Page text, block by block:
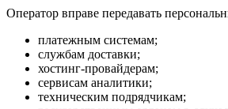
Оператор вправе передавать
платежным системам;
службам доставки;
хостинг-провайдерам;
сервисам аналитики;
техническим подрядчикам;